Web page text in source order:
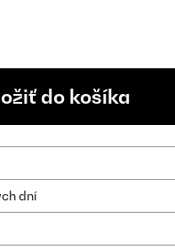
do košíka
dní